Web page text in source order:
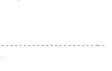
- - - - - - - - - - - - - - - - - - - - -- -